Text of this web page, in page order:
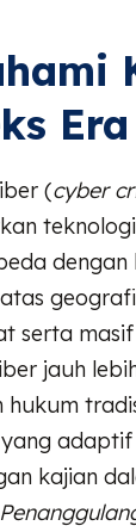
(cyber
serta
jauh
hukum
kajian